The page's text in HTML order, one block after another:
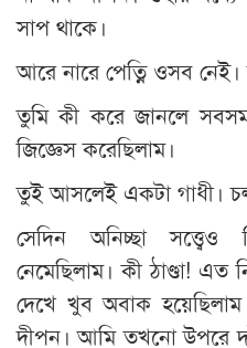
সাপ থাকে।
আরে নারে পেত্নি ওসব
তুমি কী করে জানলে
জিজ্ঞেস করেছিলাম।
তুই আসলেই একটা গাধী।
সেদিন অনিচ্ছা
নেমেছিলাম। কী ঠাণ্ডা!
দেখে খুব অবাক
দীপন। আমি তখনো উপরে